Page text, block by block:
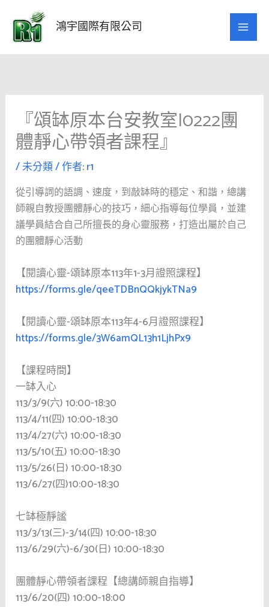
要
鴻宇國際有限公司
『頌缽原本台安教室|0222團
體靜心帶領者課程』
/未分類/ 作者:r1
從引導詞的語調、速度，到敲缽時的穩定、和諧，總講
師親自教授團體靜心的技巧，細心指導每位學員，並建
議學員結合自己所擅長的身心靈服務，打造出屬於自己
的團體靜心活動
【閱讀心靈-頌缽原本113年1-3月證照課程】
https://forms.gle/qeeTDBnQQkjykTNa9
【閱讀心靈-頌缽原本113年4-6月證照課程】
https://forms.gle/3W6amQL13h1LjhPx9
【課程時間】
一缽入心
113/3/9(六) 10:00-18:30
113/4/11(四) 10:00-18:30
113/4/27(六) 10:00-18:30
113/5/10(五) 10:00-18:30
113/5/26(日) 10:00-18:30
113/6/27(四)10:00-18:30
七缽極靜謐
113/3/13(三)-3/14(四) 10:00-18:30
113/6/29(六)-6/30(日) 10:00-18:30
團體靜心帶領者課程【總講師親自指導】
113/6/20(四) 10:00-18:00